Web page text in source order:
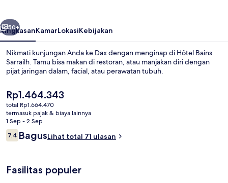
Resepsionis
Berikutnya
50+
RingkasanKamarLokasiKebijakan
Nikmati kunjungan Anda ke Dax dengan menginap di Hôtel Bains
Sarrailh. Tamu bisa makan di restoran, atau manjakan diri dengan
pijat jaringan dalam, facial, atau perawatan tubuh.
Harga
saat
ini
Rp1.464.343
Rp1.464.343
total Rp1.664.470
termasuk pajak & biaya lainnya
1 Sep - 2 Sep
Ulasan
7,47,4 dari 10
BagusLihat total 71 ulasan
Fasilitas populer